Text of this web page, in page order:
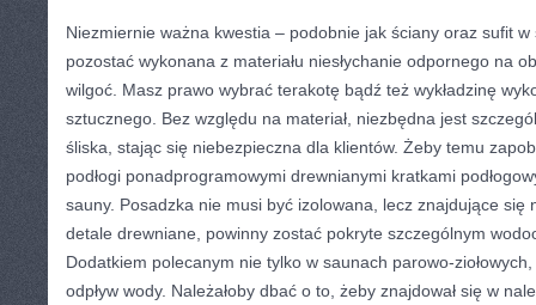
Niezmiernie ważna kwestia – podobnie jak ściany oraz sufit
pozostać wykonana z materiału niesłychanie odpornego na
wilgoć. Masz prawo wybrać terakotę bądź też wykładzinę
sztucznego. Bez względu na materiał, niezbędna jest
śliska, stając się niebezpieczna dla klientów. Żeby temu
podłogi ponadprogramowymi drewnianymi kratkami
sauny. Posadzka nie musi być izolowana, lecz znajdujące się
detale drewniane, powinny zostać pokryte szczególnym
Dodatkiem polecanym nie tylko w saunach parowo-
odpływ wody. Należałoby dbać o to, żeby znajdował się w